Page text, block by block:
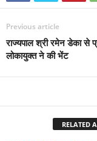
Previous article
राज्यपाल श्री रमेन डेका से
लोकायुक्त ने की भेंट
RELATED